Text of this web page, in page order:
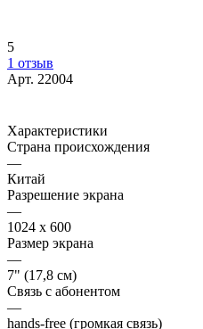
5
1 отзыв
Арт. 22004
Характеристики
Страна происхождения
—
Китай
Разрешение экрана
—
1024 x 600
Размер экрана
—
7" (17,8 см)
Связь с абонентом
—
hands-free (громкая связь)